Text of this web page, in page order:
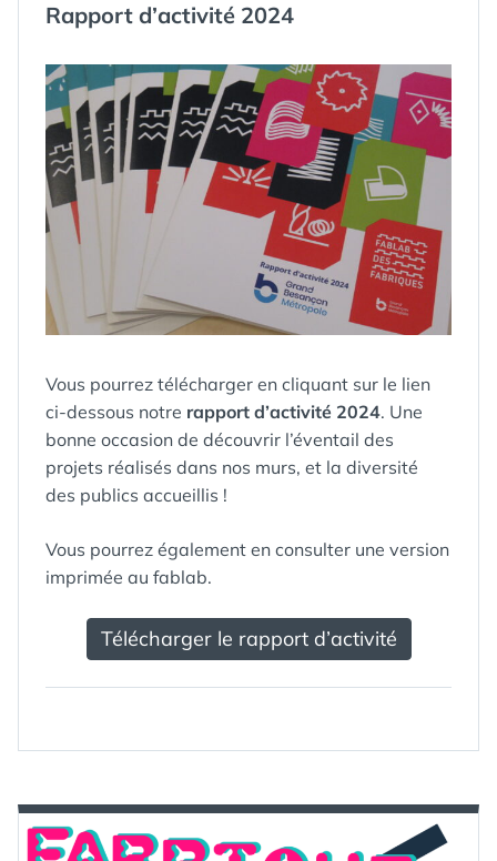
Rapport d’activité 2024
Vous pourrez télécharger en cliquant sur le lien
ci-dessous notre rapport d’activité 2024. Une
bonne occasion de découvrir l’éventail des
projets réalisés dans nos murs, et la diversité
des publics accueillis !
Vous pourrez également en consulter une version
imprimée au fablab.
Télécharger le rapport d’activité